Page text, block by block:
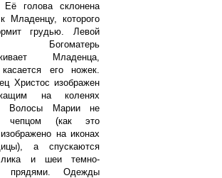
Её голова склонена
Младенцу, которого
грудью. Левой
Богоматерь
Младенца,
его ножек.
Христос изображен
на коленях
Волосы Марии не
чепцом (как это
на иконах
а спускаются
и шеи темно-
прядями. Одежды